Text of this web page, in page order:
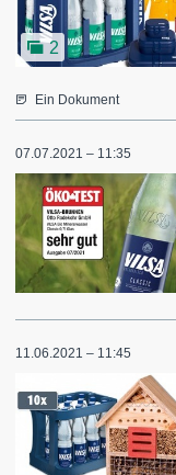
2
Ein Dokument
07.07.2021 – 11:35
11.06.2021 – 11:45